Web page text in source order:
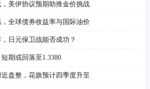
，美伊协议预期助推金价挑战
全球债券收益率与国际油价
日元保卫战能否成功？
期或回落至1.3380
盘整，花旗预计四季度升至